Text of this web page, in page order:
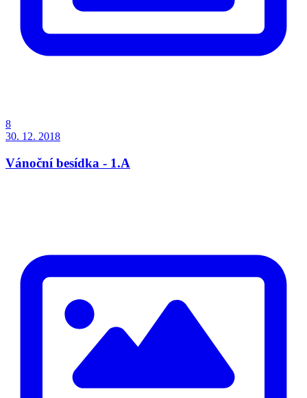
8
30. 12. 2018
Vánoční besídka - 1.A